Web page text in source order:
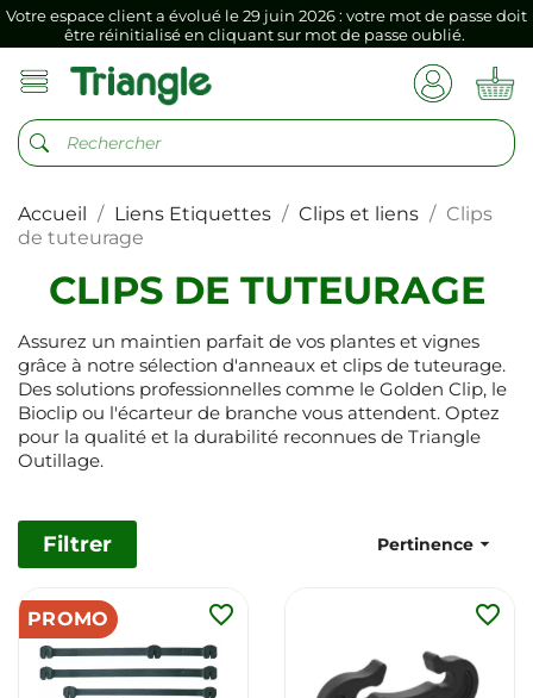
Si vous aviez mémorisé votre précédent mot de passe dans votre
navigateur internet, il doit être réenregistré à la première connexion
vers votre nouvel espace client.
Votre espace client a évolué le 29 juin 2026 : votre mot de passe doit
être réinitialisé en cliquant sur mot de passe oublié.
Si vous aviez mémorisé votre précédent mot de passe dans votre
navigateur internet, il doit être réenregistré à la première connexion
Accueil Liens Etiquettes Clips et liens
Clips
de tuteurage
CLIPS DE TUTEURAGE
Assurez un maintien parfait de vos plantes et vignes
grâce à notre sélection d'anneaux et clips de tuteurage.
Des solutions professionnelles comme le Golden Clip, le
Bioclip ou l'écarteur de branche vous attendent. Optez
pour la qualité et la durabilité reconnues de Triangle
Outillage.
Filtrer Pertinence
PROMO favorite_border favorite_border